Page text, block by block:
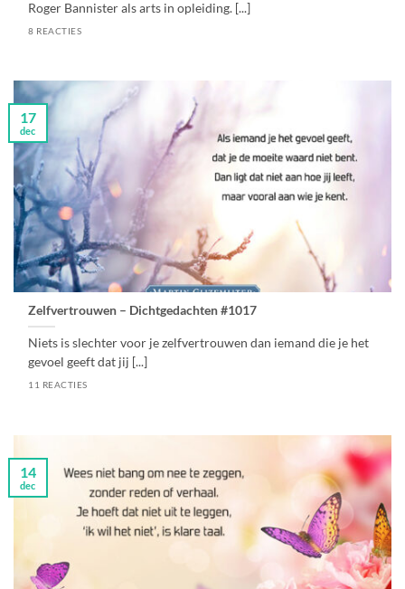
Roger Bannister als arts in opleiding. [...]
8 REACTIES
Zelfvertrouwen – Dichtgedachten #1017
Niets is slechter voor je zelfvertrouwen dan iemand die je het
gevoel geeft dat jij [...]
11 REACTIES
17
dec
14
dec